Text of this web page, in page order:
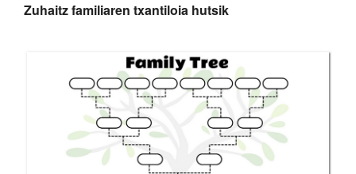
Zuhaitz familiaren txantiloia hutsik